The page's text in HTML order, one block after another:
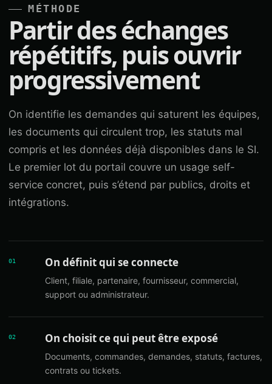
MÉTHODE
Partir des échanges
répétitifs, puis ouvrir
progressivement
On identifie les demandes qui saturent les équipes,
les documents qui circulent trop, les statuts mal
compris et les données déjà disponibles dans le SI.
Le premier lot du portail couvre un usage self-
service concret, puis s’étend par publics, droits et
intégrations.
01 On définit qui se connecte
Client, filiale, partenaire, fournisseur, commercial,
support ou administrateur.
02 On choisit ce qui peut être exposé
Documents, commandes, demandes, statuts, factures,
contrats ou tickets.